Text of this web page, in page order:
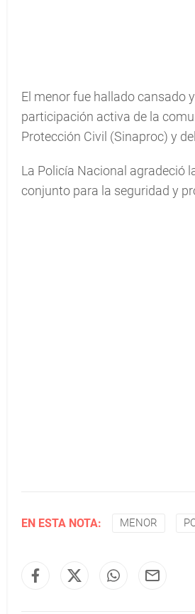
El menor fue hallado cansado
participación activa de la
Protección Civil (Sinaproc) y
La Policía Nacional agradeció
conjunto para la seguridad y
EN ESTA NOTA: MENOR